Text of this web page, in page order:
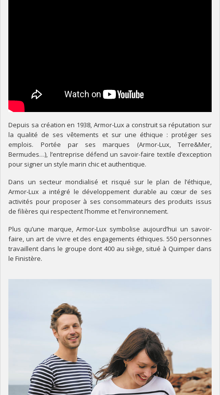
Depuis sa création en 1938, Armor-Lux a construit sa réputation sur
la qualité de ses vêtements et sur une éthique : protéger ses
emplois. Portée par ses marques (Armor-Lux, Terre&Mer,
Bermudes…), l’entreprise défend un savoir-faire textile d’exception
pour signer un style marin chic et authentique.
Dans un secteur mondialisé et risqué sur le plan de l’éthique,
Armor-Lux a intégré le développement durable au cœur de ses
activités pour proposer à ses consommateurs des produits issus
de filières qui respectent l’homme et l’environnement.
Plus qu’une marque, Armor-Lux symbolise aujourd’hui un savoir-
faire, un art de vivre et des engagements éthiques. 550 personnes
travaillent dans le groupe dont 400 au siège, situé à Quimper dans
le Finistère.